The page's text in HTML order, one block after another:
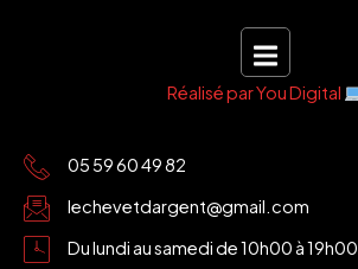
Réalisé par You Digital
05 59 60 49 82
lechevetdargent@gmail.com
Du lundi au samedi de 10h00 à 19h00